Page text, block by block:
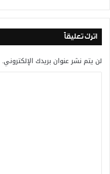
اترك تعليقاً
لن يتم نشر عنوان بريدك الإلكتروني.